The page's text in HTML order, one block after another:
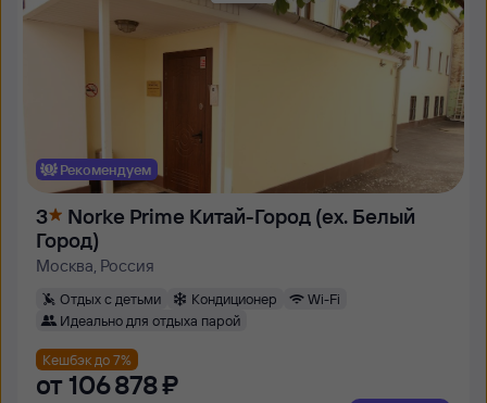
Рекомендуем
3
Norke Prime Китай-Город (ex. Белый
Город)
Москва, Россия
Отдых с детьми Кондиционер
Wi-Fi
Идеально для отдыха парой
Кешбэк до 7%
от 106 ⁠878 ⁠₽